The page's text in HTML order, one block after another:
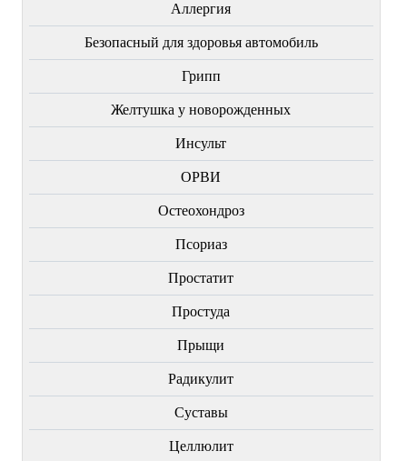
Аллергия
Безопасный для здоровья автомобиль
Грипп
Желтушка у новорожденных
Инсульт
ОРВИ
Остеохондроз
Пcориаз
Простатит
Простуда
Прыщи
Радикулит
Суставы
Целлюлит